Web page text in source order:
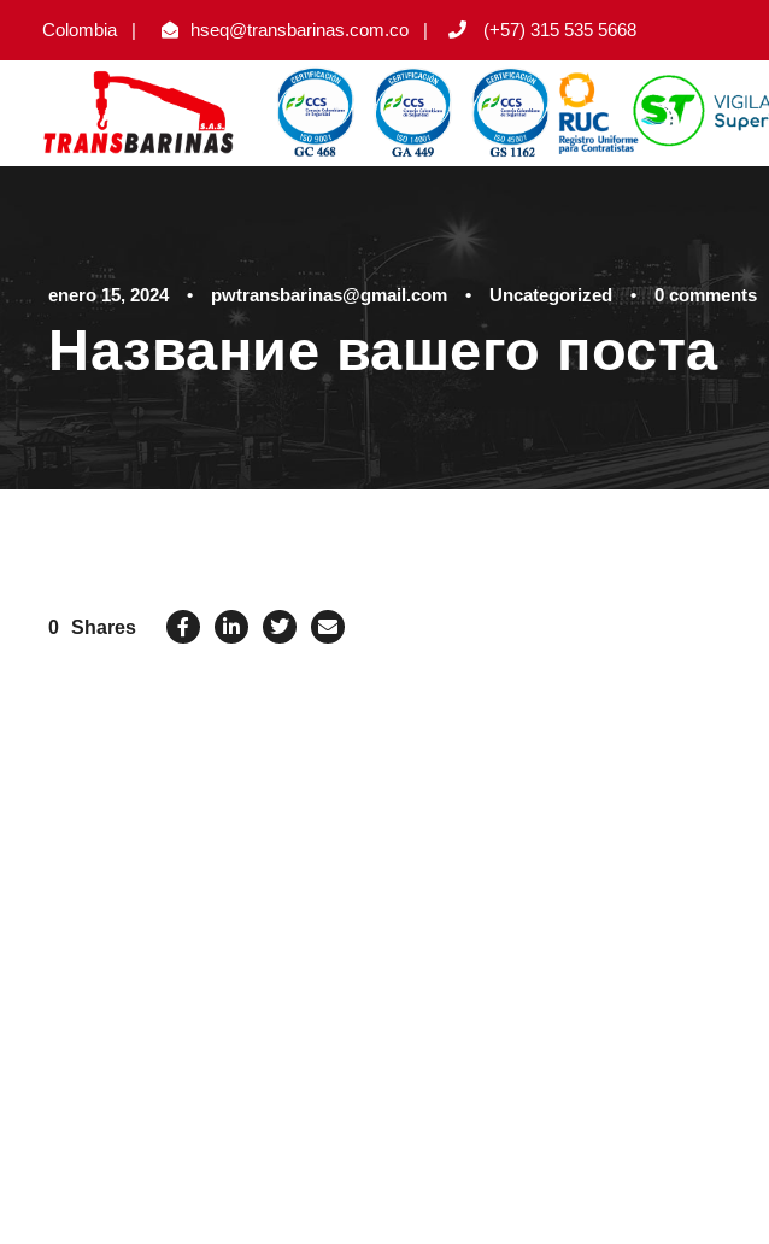
Colombia | hseq@transbarinas.com.co | (+57) 315 535 5668
enero 15, 2024 • pwtransbarinas@gmail.com • Uncategorized • 0 comments
Название вашего поста
0 Shares